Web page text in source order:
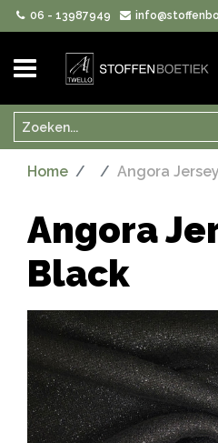
06 - 13987949
Zoeken
Home Angora
Angora
Black